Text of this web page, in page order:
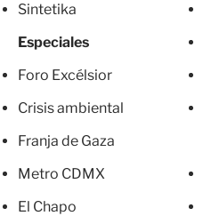
Sintetika
Especiales
Foro Excélsior
Crisis ambiental
Franja de Gaza
Metro CDMX
El Chapo